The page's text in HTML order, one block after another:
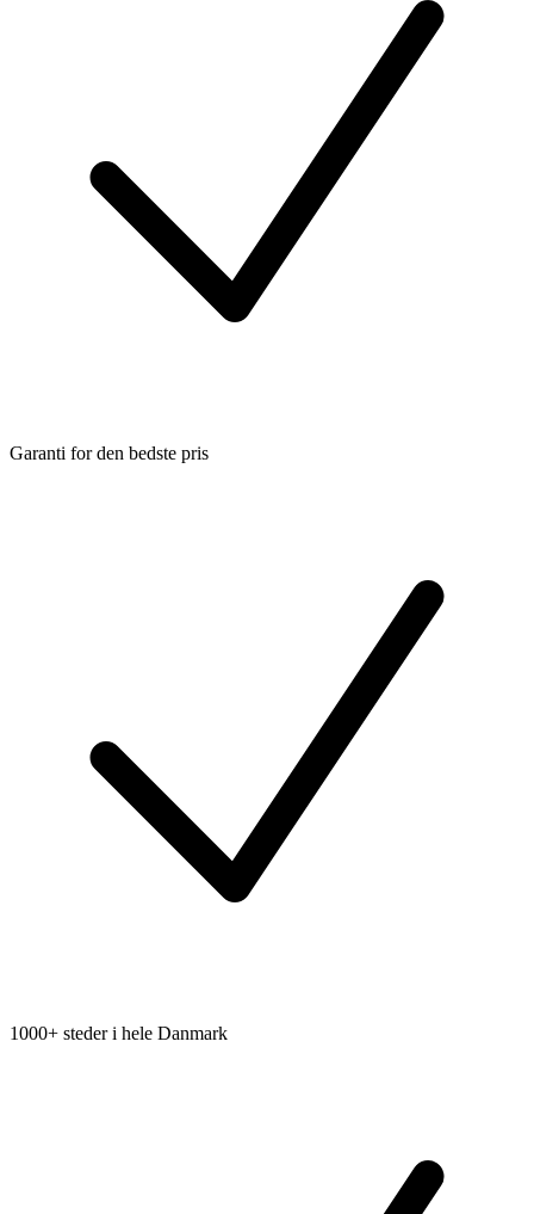
Garanti for den bedste pris
1000+ steder i hele Danmark